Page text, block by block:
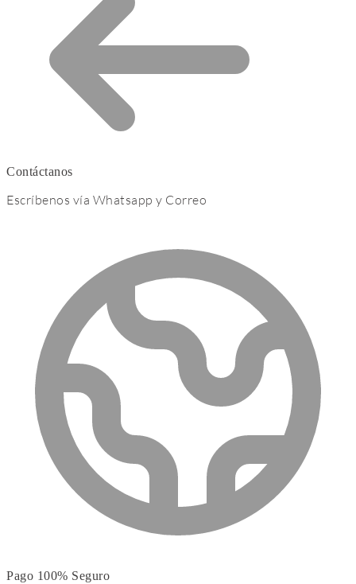
Contáctanos
Escríbenos vía Whatsapp y Correo
Pago 100% Seguro